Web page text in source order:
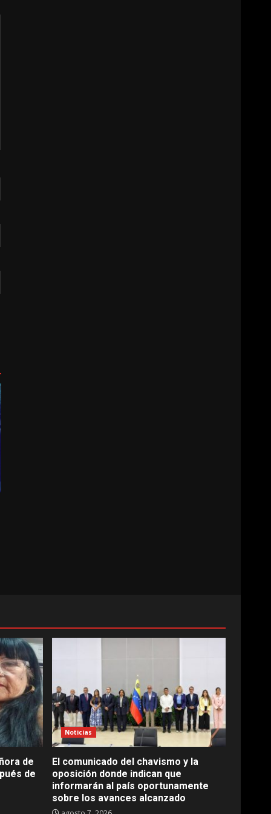
de
de
Noticias
El comunicado del chavismo y la
oposición donde indican que
informarán al país oportunamente
sobre los avances alcanzado